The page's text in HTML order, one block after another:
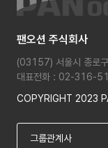
팬오션 주식회사
(03157) 서울시 종로
대표전화 : 02-316-
COPYRIGHT 2023